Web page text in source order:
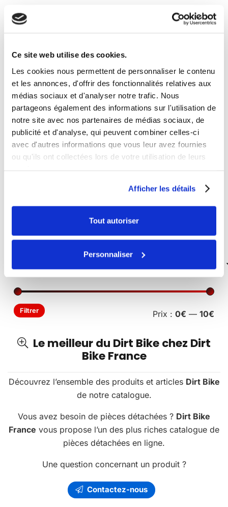
Ce site web utilise des cookies.
Les cookies nous permettent de personnaliser le contenu
et les annonces, d'offrir des fonctionnalités relatives aux
médias sociaux et d'analyser notre trafic. Nous
partageons également des informations sur l'utilisation de
notre site avec nos partenaires de médias sociaux, de
publicité et d'analyse, qui peuvent combiner celles-ci
avec d'autres informations que vous leur avez fournies
ou qu'ils ont collectées lors de votre utilisation de leurs
Afficher les détails
Tout autoriser
Personnaliser
Dax / Skyteam
Dirt Bike / Pit Bike
Entretien
Équipement
Kenwee
Mobilier
Pièces détachées
Pocket Bike
Quad / Pocket Quad
Filtrer Prix : 0€ — 10€
Le meilleur du Dirt Bike chez Dirt
Bike France
Découvrez l’ensemble des produits et articles Dirt Bike
de notre catalogue.
Vous avez besoin de pièces détachées ? Dirt Bike
France vous propose l’un des plus riches catalogue de
pièces détachées en ligne.
Une question concernant un produit ?
Contactez-nous